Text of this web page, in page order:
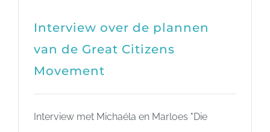
Interview over de plannen
van de Great Citizens
Movement
Interview met Michaéla en Marloes "Die